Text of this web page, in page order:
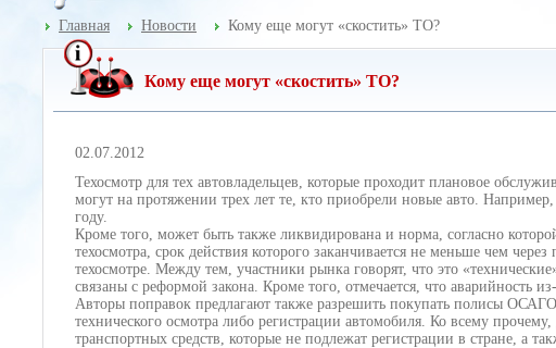
Главная Новости Кому еще могут «скостить» ТО?
Кому еще могут «скостить» ТО?
02.07.2012
Техосмотр для тех автовладельцев, которые проходит плановое
могут на протяжении трех лет те, кто приобрели новые авто.
году.
Кроме того, может быть также ликвидирована и норма, согласно
техосмотра, срок действия которого заканчивается не меньше чем
техосмотре. Между тем, участники рынка говорят, что это
связаны с реформой закона. Кроме того, отмечается, что аварийность
Авторы поправок предлагают также разрешить покупать полисы
технического осмотра либо регистрации автомобиля. Ко всему
транспортных средств, которые не подлежат регистрации в стране, а